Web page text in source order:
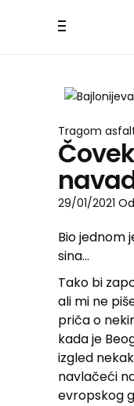
Tragom
29/01/2021 Od
Bio jednom
sina…
Tako bi
ali mi ne
priča o
kada je
izgled
navlačeći
evropskog